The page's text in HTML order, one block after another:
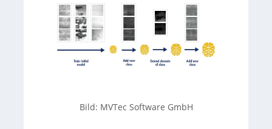
Bild: MVTec Software GmbH